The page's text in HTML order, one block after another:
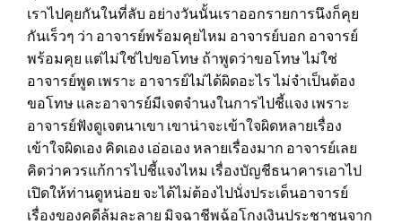
เราไปคุยกันในที่ลับ อย่างวันนั้นเราออกรายการนึงก็คุย
กันเร็วๆ ว่า อาจารย์พร้อมคุยไหม อาจารย์บอก อาจารย์
พร้อมคุย แต่ไม่ใช่ไปขอโทษ ถ้าพูดว่าขอโทษ ไม่ใช่
อาจารย์พูด เพราะ อาจารย์ไม่ได้ผิดอะไร ไม่จำเป็นต้อง
ขอโทษ และอาจารย์มีเจตจำนงในการไปชี้แจง เพราะ
อาจารย์ฟังดูเจตนาเขา เขาน่าจะเข้าใจผิดหลายเรื่อง
เข้าใจผิดเอง คิดเอง เอ่อเอง หลายเรื่องมาก อาจารย์เลย
คิดว่าควรแก้การไปชี้แจงไหม เรื่องบัญชีธนาคารเอาไป
เปิดให้ท่านดูหน่อย จะได้ไม่ต้องไปนั่งประเด็นอาจารย์
เรื่องของคดีล้มละลาย มิจฉาชีพฉ้อโกงเงินประชาชนจาก